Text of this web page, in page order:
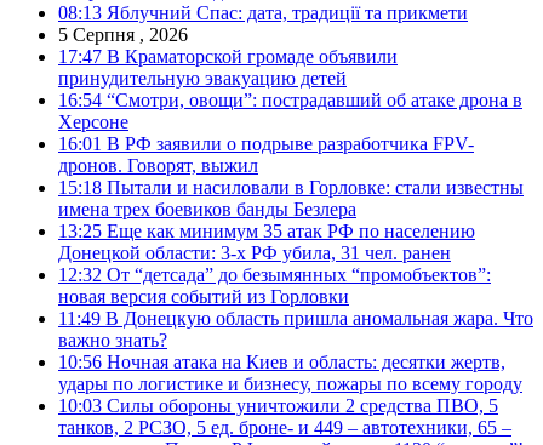
08:13 Яблучний Спас: дата, традиції та прикмети
5 Серпня , 2026
17:47 В Краматорской громаде объявили
принудительную эвакуацию детей
16:54 “Смотри, овощи”: пострадавший об атаке дрона в
Херсоне
16:01 В РФ заявили о подрыве разработчика FPV-
дронов. Говорят, выжил
15:18 Пытали и насиловали в Горловке: стали известны
имена трех боевиков банды Безлера
13:25 Еще как минимум 35 атак РФ по населению
Донецкой области: 3-х РФ убила, 31 чел. ранен
12:32 От “детсада” до безымянных “промобъектов”:
новая версия событий из Горловки
11:49 В Донецкую область пришла аномальная жара. Что
важно знать?
10:56 Ночная атака на Киев и область: десятки жертв,
удары по логистике и бизнесу, пожары по всему городу
10:03 Силы обороны уничтожили 2 средства ПВО, 5
танков, 2 РСЗО, 5 ед. броне- и 449 – автотехники, 65 –